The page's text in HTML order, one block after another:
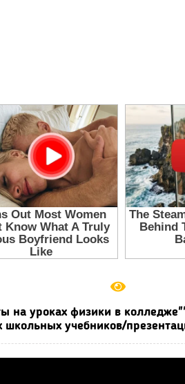
на уроках физики в
школьных учебников/